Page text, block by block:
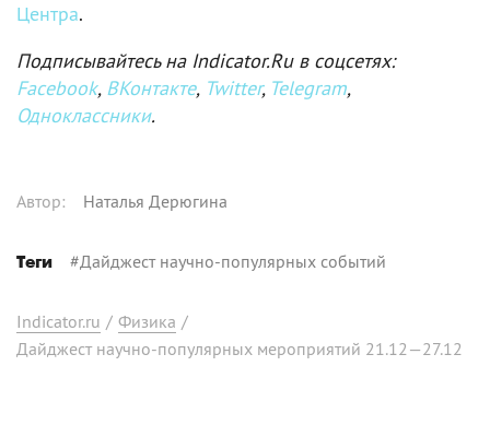
Центра.
Подписывайтесь на Indicator.Ru в соцсетях:
Facebook, ВКонтакте, Twitter, Telegram,
Одноклассники.
Автор: Наталья Дерюгина
Теги #Дайджест научно-популярных событий
Indicator.ru / Физика /
Дайджест научно-популярных мероприятий 21.12—27.12